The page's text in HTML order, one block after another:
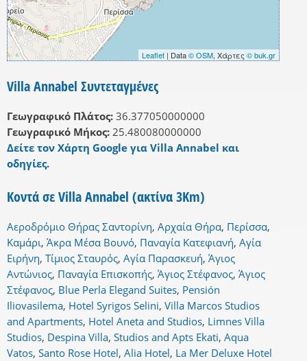
Leaflet | Data© OSM, Χάρτες © buk.gr
Villa Annabel Συντεταγμένες
Γεωγραφικό Πλάτος: 36.377050000000
Γεωγραφικό Μήκος: 25.480080000000
Δείτε τον Χάρτη Google για Villa Annabel και
οδηγίες.
Κοντά σε Villa Annabel (ακτίνα 3Km)
Αεροδρόμιο Θήρας Σαντορίνη, Αρχαία Θήρα, Περίσσα,
Καμάρι, Άκρα Μέσα Βουνό, Παναγία Κατεφιανή, Αγία
Ειρήνη, Τίμιος Σταυρός, Αγία Παρασκευή, Άγιος
Αντώνιος, Παναγία Επισκοπής, Άγιος Στέφανος, Άγιος
Στέφανος, Blue Perla Elegand Suites, Pensión
Iliovasilema, Hotel Syrigos Selini, Villa Marcos Studios
and Apartments, Hotel Aneta and Studios, Limnes Villa
Studios, Despina Villa, Studios and Apts Ekati, Aqua
Vatos, Santo Rose Hotel, Alia Hotel, La Mer Deluxe Hotel